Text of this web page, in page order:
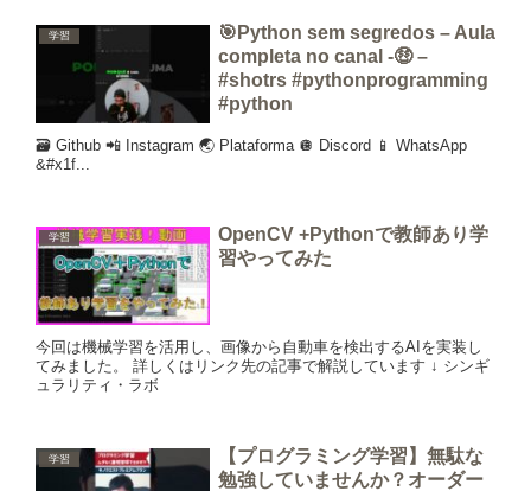
学習
🎯Python sem segredos – Aula
completa no canal -🤑 –
#shotrs #pythonprogramming
#python
🗃️ Github 📲 Instagram 🌏 Plataforma 🪩 Discord 📱 WhatsApp
&#x1f...
学習
OpenCV +Pythonで教師あり学
習やってみた
今回は機械学習を活用し、画像から自動車を検出するAIを実装し
てみました。 詳しくはリンク先の記事で解説しています ↓ シンギ
ュラリティ・ラボ
学習
【プログラミング学習】無駄な
勉強していませんか？オーダー